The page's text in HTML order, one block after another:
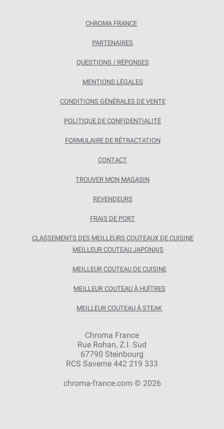
CHROMA FRANCE
PARTENAIRES
QUESTIONS / RÉPONSES
MENTIONS LÉGALES
CONDITIONS GÉNÉRALES DE VENTE
POLITIQUE DE CONFIDENTIALITÉ
FORMULAIRE DE RÉTRACTATION
CONTACT
TROUVER MON MAGASIN
REVENDEURS
FRAIS DE PORT
CLASSEMENTS DES MEILLEURS COUTEAUX DE CUISINE
MEILLEUR COUTEAU JAPONAIS
MEILLEUR COUTEAU DE CUISINE
MEILLEUR COUTEAU À HUÎTRES
MEILLEUR COUTEAU À STEAK
Chroma France
Rue Rohan, Z.I. Sud
67790 Steinbourg
RCS Saverne 442 219 333
chroma-france.com © 2026